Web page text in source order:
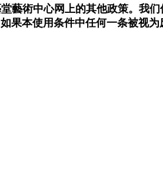
藝術中心网上的其他政策。我
果本使用条件中任何一条被视